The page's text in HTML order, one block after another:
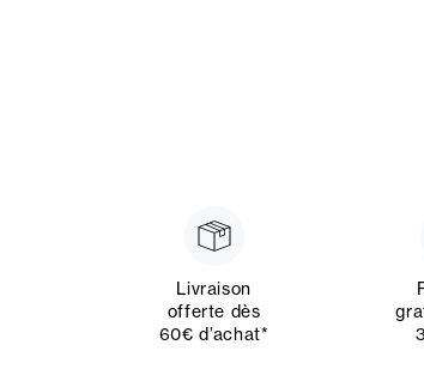
Livraison
offerte dès
60€ d’achat*